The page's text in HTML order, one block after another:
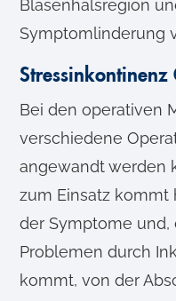
Blasenhalsregion
Symptomlinderung
Stressinkontinenz
Bei den operativen
verschiedene
angewandt werden
zum Einsatz kommt
der Symptome
Problemen durch
kommt, von der